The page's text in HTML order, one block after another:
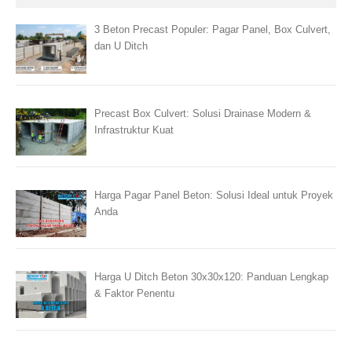
3 Beton Precast Populer: Pagar Panel, Box Culvert,
dan U Ditch
Precast Box Culvert: Solusi Drainase Modern &
Infrastruktur Kuat
Harga Pagar Panel Beton: Solusi Ideal untuk Proyek
Anda
Harga U Ditch Beton 30x30x120: Panduan Lengkap
& Faktor Penentu